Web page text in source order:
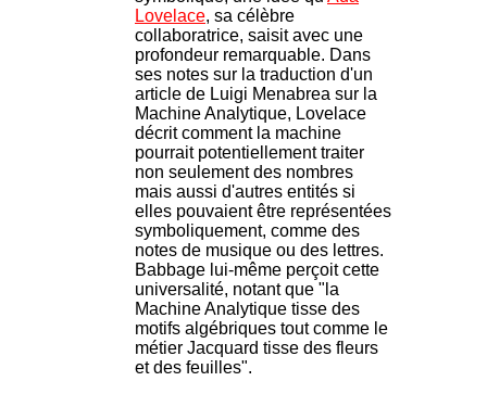
Lovelace, sa célèbre
collaboratrice, saisit avec une
profondeur remarquable. Dans
ses notes sur la traduction d'un
article de Luigi Menabrea sur la
Machine Analytique, Lovelace
décrit comment la machine
pourrait potentiellement traiter
non seulement des nombres
mais aussi d'autres entités si
elles pouvaient être représentées
symboliquement, comme des
notes de musique ou des lettres.
Babbage lui-même perçoit cette
universalité, notant que "la
Machine Analytique tisse des
motifs algébriques tout comme le
métier Jacquard tisse des fleurs
et des feuilles".